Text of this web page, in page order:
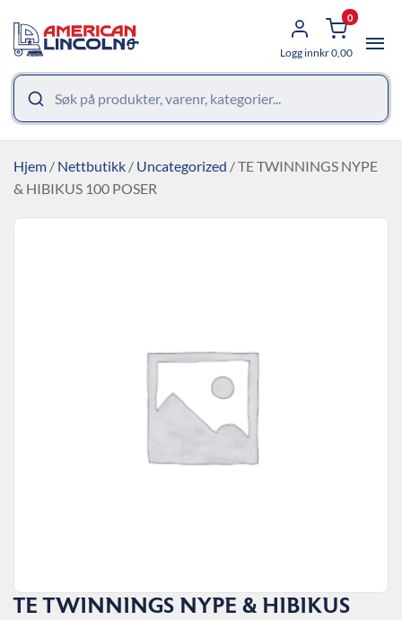
Logg inn
0
kr0,00
Hjem / Nettbutikk / Uncategorized / TE TWINNINGS NYPE
& HIBIKUS 100 POSER
TE TWINNINGS NYPE & HIBIKUS